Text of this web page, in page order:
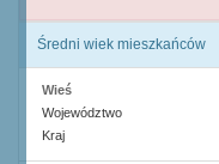
Średni wiek mieszkańców
Wieś
Województwo
Kraj